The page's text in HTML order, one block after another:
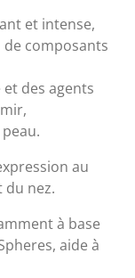
et intense,
composants
des agents
au
du nez.
à base
aide à